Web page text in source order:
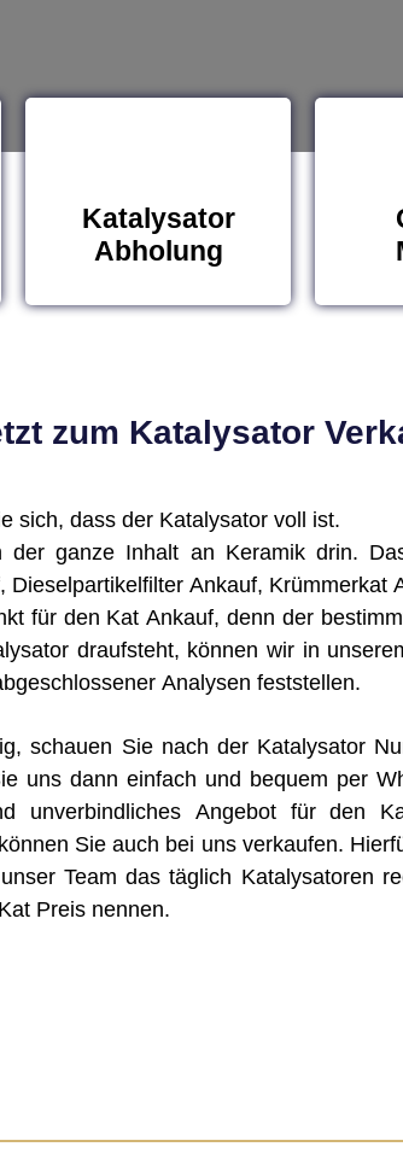
Katalysator
Abholung
zum Katalysator
sich, dass der Katalysator voll ist.
ganze Inhalt an Keramik drin.
Dieselpartikelfilter Ankauf, Krümmerkat
für den Kat Ankauf, denn der
draufsteht, können wir in
Analysen feststellen.
schauen Sie nach der Katalysator
uns dann einfach und bequem per
unverbindliches Angebot für den
Sie auch bei uns verkaufen.
Team das täglich Katalysatoren
Preis nennen.